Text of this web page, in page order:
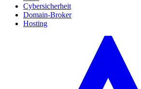
Cybersicherheit
Domain-Broker
Hosting